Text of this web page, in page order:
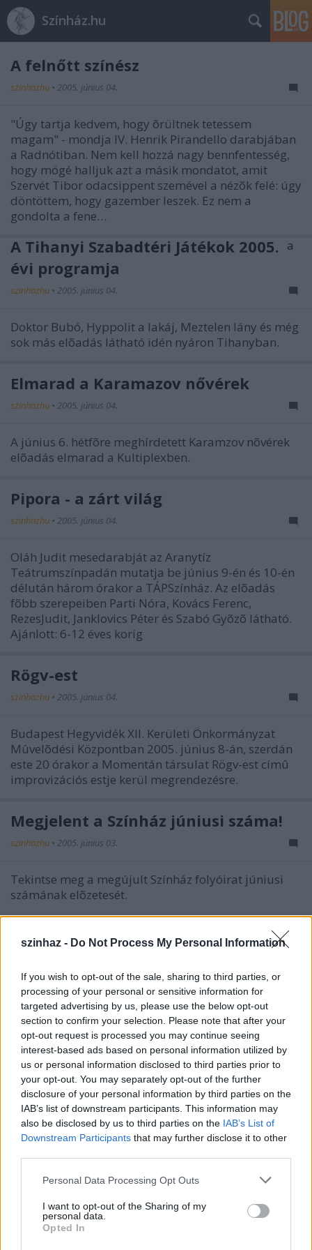
szinhaz - Do Not Process My Personal Information
If you wish to opt-out of the sale, sharing to third parties, or
processing of your personal or sensitive information for
targeted advertising by us, please use the below opt-out
section to confirm your selection. Please note that after your
opt-out request is processed you may continue seeing
interest-based ads based on personal information utilized by
us or personal information disclosed to third parties prior to
your opt-out. You may separately opt-out of the further
disclosure of your personal information by third parties on the
IAB’s list of downstream participants. This information may
also be disclosed by us to third parties on the IAB’s List of
Downstream Participants that may further disclose it to other
Please note that this website/app uses one or more Google
not limited to your visit or usage behaviour. You may click to
grant or deny consent to Google and its third-party tags to
use your data for below specified purposes in below Google
Personal Data Processing Opt Outs
I want to opt-out of the Sharing of my
personal data.
Opted In
Színház.hu
A felnőtt színész
szinhazhu • 2005. június 04.
"Úgy tartja kedvem, hogy õrültnek tetessem
magam" - mondja IV. Henrik Pirandello darabjában
a Radnótiban. Nem kell hozzá nagy bennfentesség,
hogy mögé halljuk azt a másik mondatot, amit
Szervét Tibor odacsippent szemével a nézõk felé: úgy
döntöttem, hogy gazember leszek. Ez nem a
gondolta a fene…
A Tihanyi Szabadtéri Játékok 2005.
évi programja
szinhazhu • 2005. június 04.
Doktor Bubó, Hyppolit a lakáj, Meztelen lány és még
sok más elõadás látható idén nyáron Tihanyban.
Elmarad a Karamazov nővérek
szinhazhu • 2005. június 04.
A június 6. hétfõre meghírdetett Karamzov nõvérek
elõadás elmarad a Kultiplexben.
Pipora - a zárt világ
szinhazhu • 2005. június 04.
Oláh Judit mesedarabját az Aranytíz
Teátrumszínpadán mutatja be június 9-én és 10-én
délután három órakor a TÁPSzínház. Az elõadás
fõbb szerepeiben Parti Nóra, Kovács Ferenc,
RezesJudit, Janklovics Péter és Szabó Gyõzõ látható.
Ajánlott: 6-12 éves korig
Rögv-est
szinhazhu • 2005. június 04.
Budapest Hegyvidék XII. Kerületi Önkormányzat
Mûvelõdési Központban 2005. június 8-án, szerdán
este 20 órakor a Momentán társulat Rögv-est címû
improvizációs estje kerül megrendezésre.
Megjelent a Színház júniusi száma!
szinhazhu • 2005. június 03.
Tekintse meg a megújult Színház folyóirat júniusi
számának elõzetesét.
Pintér Béláék nemzetközi sikere
Két díjjal tért haza Lengyelországból Pintér Béla és
Társulata: a toruni Kontakt Fesztiválon a
Parasztopera címû elõadás szerepelt nagy sikerrel.
kultura.hu
"A Beregszászi Magyar Színházért" -
jótékony célú gálaest
szinhazhu•2005. június 03.
A NEMZETI SZÍNHÁZ június 6. (hétfõ) 19:00
Három bemutató az idei Agria